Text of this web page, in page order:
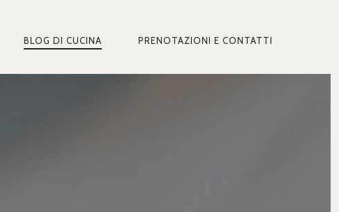
BLOG DI CUCINA PRENOTAZIONI E CONTATTI